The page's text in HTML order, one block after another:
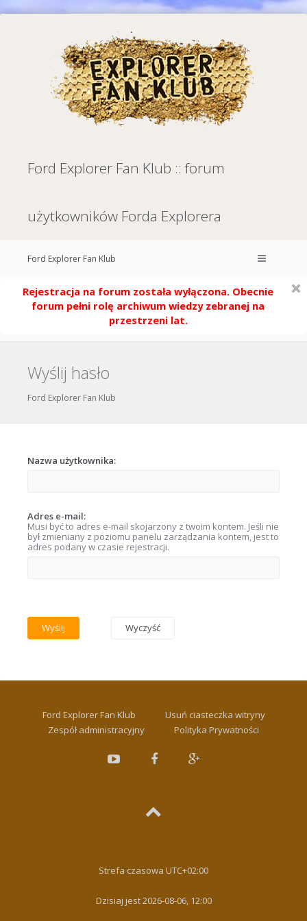
Ford Explorer Fan Klub :: forum
użytkowników Forda Explorera
Ford Explorer Fan Klub
Rejestracja na forum została wyłączona. Obecnie
forum pełni rolę archiwum wiedzy zebranej na
przestrzeni lat.
Wyślij hasło
Ford Explorer Fan Klub
Nazwa użytkownika:
Adres e-mail:
Musi być to adres e-mail skojarzony z twoim kontem. Jeśli nie
był zmieniany z poziomu panelu zarządzania kontem, jest to
adres podany w czasie rejestracji.
Ford Explorer Fan Klub
Usuń ciasteczka witryny
Zespół administracyjny
Polityka Prywatności
Strefa czasowa UTC+02:00
Dzisiaj jest 2026-08-06, 12:00